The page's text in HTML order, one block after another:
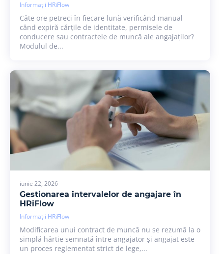
Informații HRiFlow
Câte ore petreci în fiecare lună verificând manual
când expiră cărțile de identitate, permisele de
conducere sau contractele de muncă ale angajaților?
Modulul de...
iunie 22, 2026
Gestionarea intervalelor de angajare în
HRiFlow
Informații HRiFlow
Modificarea unui contract de muncă nu se rezumă la o
simplă hârtie semnată între angajator și angajat este
un proces reglementat strict de lege,...